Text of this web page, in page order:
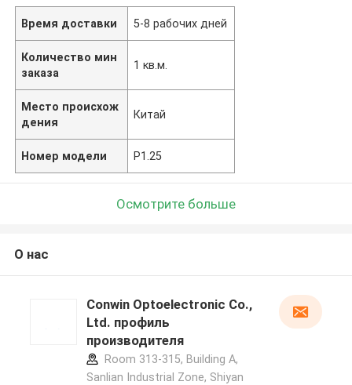
Время доставки 5-8 рабочих дней
Количество мин
заказа
1 кв.м.
Место происхож
дения
Китай
Номер модели P1.25
Осмотрите больше
О нас
Conwin Optoelectronic Co.,
Ltd. профиль
производителя
Room 313-315, Building A,
Sanlian Industrial Zone, Shiyan